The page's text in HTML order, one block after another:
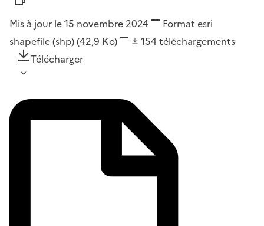
Mis à jour le 15 novembre 2024 Format esri
shapefile (shp)(42,9 Ko) 154 téléchargements
Télécharger